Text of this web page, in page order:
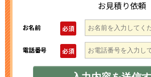
お見積り依頼
お名前 必須
電話番号 必須